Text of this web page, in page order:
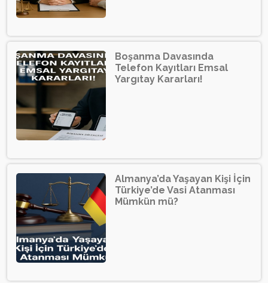
Boşanma Davasında
Telefon Kayıtları Emsal
Yargıtay Kararları!
Almanya’da Yaşayan Kişi İçin
Türkiye’de Vasi Atanması
Mümkün mü?